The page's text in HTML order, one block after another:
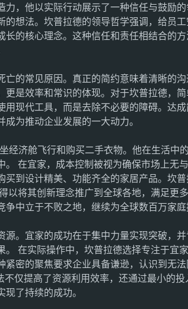
，他以实际行动展示了一种信任与鼓励
想法。坎普拉德的领导哲学强调，给员
的核心理念。这种信任和责任相结合的
的常见原因。真正的简约意味着清晰的
是效率和常识的体现。对于坎普拉德，
现代工具，而是去除不必要的障碍。达
为推动企业发展的一大动力。
经济舱飞行和购买二手衣物。他在生活
在宜家，成本控制被视为确保市场上无
到设计精美、功能齐全的家居产品。坎
以将其创新理念推广到全球各地，满足更
中立于不败之地，继续为全球数百万家庭
。宜家的成功在于集中力量实现突破，
在实际操作中，坎普拉德选择专注于宜
密的聚焦要求企业具备谦逊，认识到无
仅提高了资源利用效率，还通过最小的
现了持续的成功。